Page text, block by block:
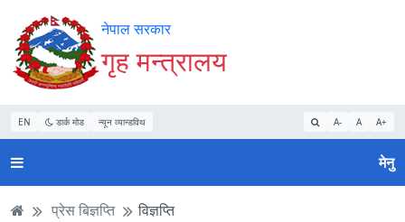
Accessibility
Mode
सुरु
गर्नुहोस्
सामाग्री
पढ्नुहाेस्
नेभिगेसन
पढ्नुहाेस्
वेबसाइट
खोजमा
जानुहोस्
नेपाल सरकार
गृह मन्त्रालय
EN डार्क मोड न्यून व्यान्डविथ A- A A+
मेनु
प्रेस बिज्ञप्ति विज्ञप्ति